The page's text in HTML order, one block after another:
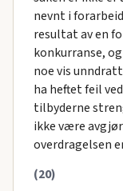
nevnt i
resultat av en
konkurranse,
noe vis
ha heftet feil
tilbyderne
ikke være
overdragelsen
(20)